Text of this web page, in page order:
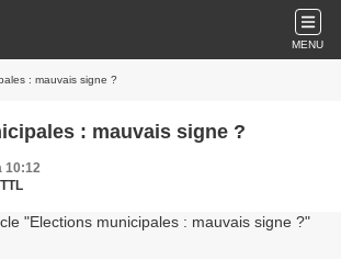
MENU
: mauvais signe ?
Elections municipales : mauvais signe ?
10:12